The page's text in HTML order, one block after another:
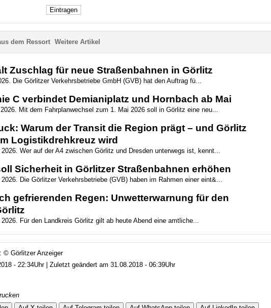
Weitere Artikel
Zuschlag für neue Straßenbahnen in Görlitz
Die Görlitzer Verkehrsbetriebe GmbH (GVB) hat den Auftrag fü...
C verbindet Demianiplatz und Hornbach ab Mai
Mit dem Fahrplanwechsel zum 1. Mai 2026 soll in Görlitz eine neu...
Warum der Transit die Region prägt – und Görlitz
Logistikdrehkreuz wird
Wer auf der A4 zwischen Görlitz und Dresden unterwegs ist, kennt...
Sicherheit in Görlitzer Straßenbahnen erhöhen
Die Görlitzer Verkehrsbetriebe (GVB) haben im Rahmen einer eint&...
gefrierenden Regen: Unwetterwarnung für den
Für den Landkreis Görlitz gilt ab heute Abend eine amtliche...
© Görlitzer Anzeiger
- 22:34Uhr | Zuletzt geändert am 31.08.2018 - 06:39Uhr